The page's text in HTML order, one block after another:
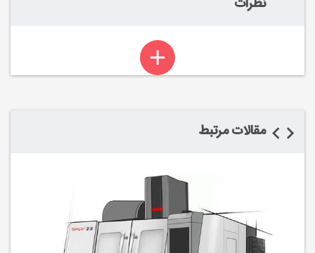
مقالات مرتبط